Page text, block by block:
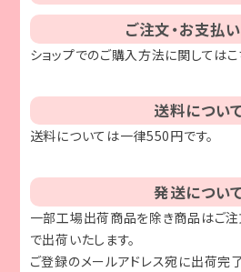
ご注文・お支払
ショップでのご購入方法に関しては
送料につい
送料については一律550円です。
発送につい
一部工場出荷商品を除き商品はご
で出荷いたします。
ご登録のメールアドレス宛に出荷完